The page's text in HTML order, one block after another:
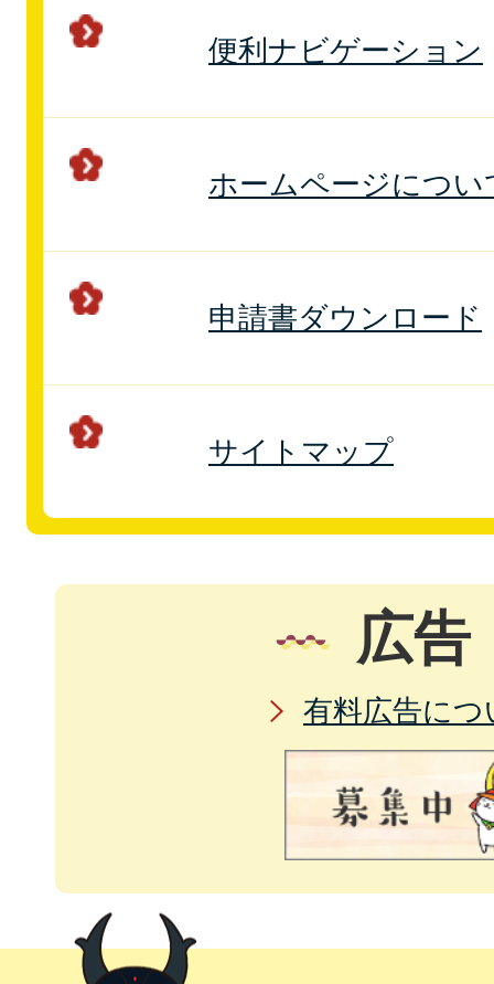
便利ナビゲーション
ホームページについ
申請書ダウンロード
サイトマップ
広告
有料広告につ